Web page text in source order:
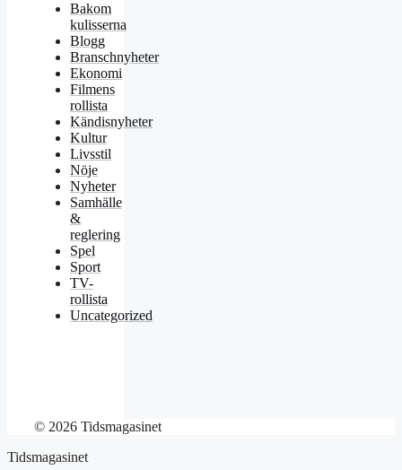
Bakom
kulisserna
Blogg
Branschnyheter
Ekonomi
Filmens
rollista
Kändisnyheter
Kultur
Livsstil
Nöje
Nyheter
Samhälle
&
reglering
Spel
Sport
TV-
rollista
Uncategorized
© 2026 Tidsmagasinet
Tidsmagasinet